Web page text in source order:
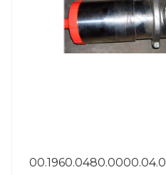
00.1960.0480.0000.04.0